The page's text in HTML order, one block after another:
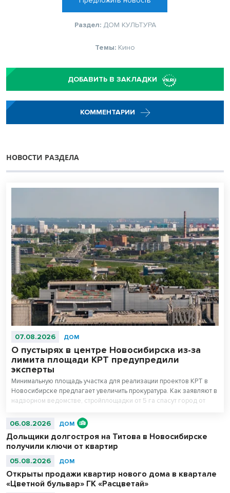
Раздел: ДОМ КУЛЬТУРА
Темы: Кино
ДОБАВИТЬ В ЗАКЛАДКИ
КОММЕНТАРИИ
НОВОСТИ РАЗДЕЛА
07.08.2026 ДОМ
О пустырях в центре Новосибирска из-за
лимита площади КРТ предупредили
эксперты
Минимальную площадь участка для реализации проектов КРТ в
Новосибирске предлагает увеличить прокуратура. Как заявляют в
надзорном ведомстве, стройплощадки от 5 га спасут город от
планка минимальной площади может привести к деградации
старых промзон и ветхой застройки в центре Новосибирска.
06.08.2026 ДОМ
Дольщики долгостроя на Титова в Новосибирске
получили ключи от квартир
05.08.2026 ДОМ
Открыты продажи квартир нового дома в квартале
«Цветной бульвар» ГК «Расцветай»